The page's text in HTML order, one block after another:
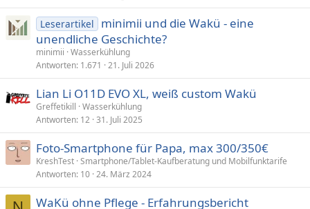
Leserartikel
minimii und die Wakü - eine
unendliche Geschichte?
minimii Wasserkühlung
Antworten 1.671 21. Juli 2026
Lian Li O11D EVO XL, weiß custom Wakü
Greffetikill Wasserkühlung
Antworten 12 31. Juli 2025
Foto-Smartphone für Papa, max 300/350€
KreshTest Smartphone/Tablet-Kaufberatung und Mobilfunktarife
Antworten 10 24. März 2024
WaKü ohne Pflege - Erfahrungsbericht